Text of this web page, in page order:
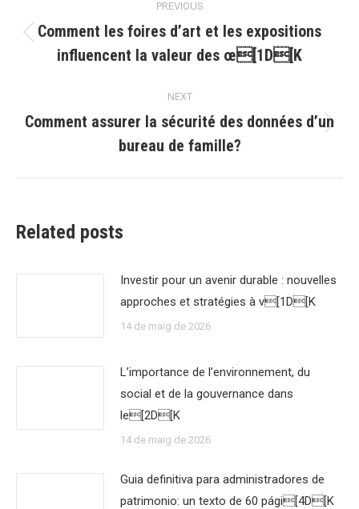
navigation
PREVIOUS
post:
Comment les foires d’art et les expositions
influencent la valeur des œ[1D[K
NEXT
post:
Comment assurer la sécurité des données d’un
bureau de famille?
Related posts
Investir pour un avenir durable : nouvelles
approches et stratégies à v[1D[K
14 de maig de 2026
L’importance de l’environnement, du
social et de la gouvernance dans
le[2D[K
14 de maig de 2026
Guia definitiva para administradores de
patrimonio: un texto de 60 pági[4D[K